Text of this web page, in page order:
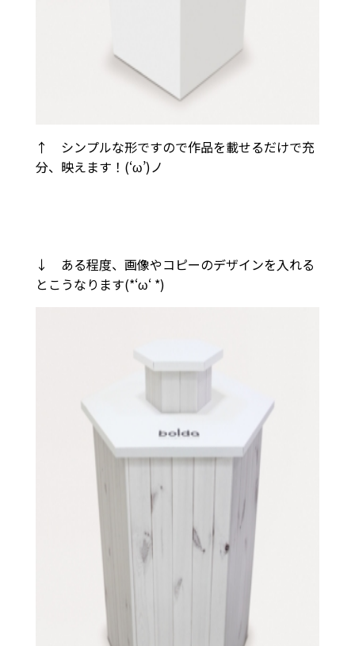
↑ シンプルな形ですので作品を載せるだけで充
分、映えます！(‘ω’)ノ
↓ ある程度、画像やコピーのデザインを入れる
とこうなります(*‘ω‘ *)